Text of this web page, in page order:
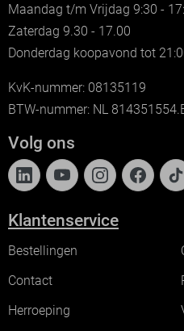
Maandag t/m Vrijdag 9:30 -
Zaterdag 9.30 - 17.00
Donderdag koopavond tot
KvK-nummer: 08135119
BTW-nummer: NL
Volg ons
Klantenservice
Bestellingen
Contact
Herroeping